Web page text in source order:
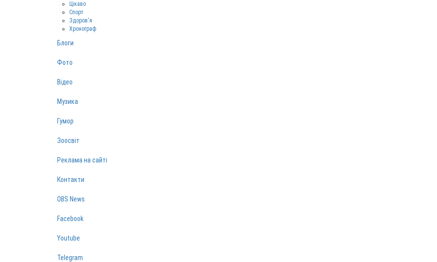
Цікаво
Спорт
Здоров‘я
Хронограф
Блоги
Фото
Відео
Музика
Гумор
Зоосвіт
Реклама на сайті
Контакти
OBS News
Facebook
Youtube
Telegram